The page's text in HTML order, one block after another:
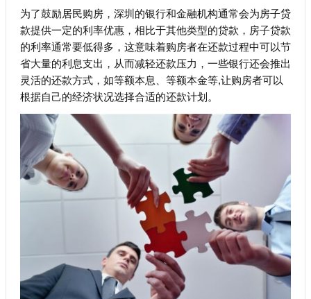
为了鼓励居民购房，深圳的银行和金融机构通常会为房子贷
款提供一定的利率优惠，相比于其他类型的贷款，房子贷款
的利率通常要低得多，这意味着购房者在还款过程中可以节
省大量的利息支出，从而减轻还款压力，一些银行还会推出
灵活的还款方式，如等额本息、等额本金等,让购房者可以
根据自己的经济状况选择合适的还款计划。